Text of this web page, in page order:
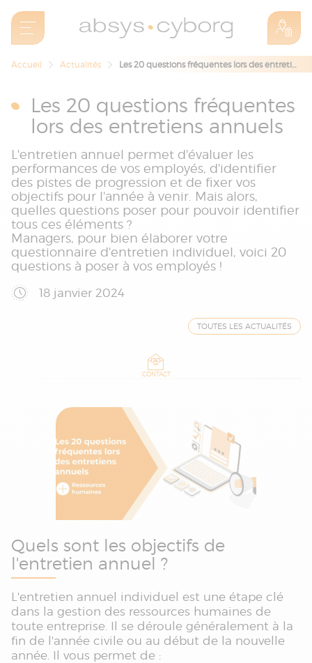
Accueil Actualités Les 20 questions fréquentes lors des entretiens annuels
Les 20 questions fréquentes
lors des entretiens annuels
L'entretien annuel permet d'évaluer les
performances de vos employés, d'identifier
des pistes de progression et de fixer vos
objectifs pour l'année à venir. Mais alors,
quelles questions poser pour pouvoir identifier
tous ces éléments ?
Managers, pour bien élaborer votre
questionnaire d'entretien individuel, voici 20
questions à poser à vos employés !
18 janvier 2024
TOUTES LES ACTUALITÉS
CONTACT
Quels sont les objectifs de
l'entretien annuel ?
L'entretien annuel individuel est une étape clé
dans la gestion des ressources humaines de
toute entreprise. Il se déroule généralement à la
fin de l'année civile ou au début de la nouvelle
année. Il vous permet de :